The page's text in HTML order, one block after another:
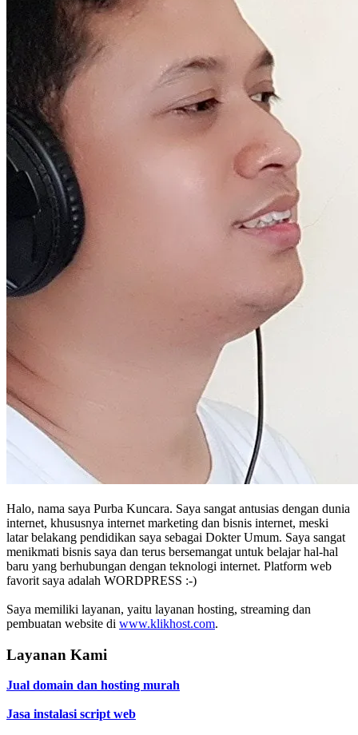
Halo, nama saya Purba Kuncara. Saya sangat antusias dengan dunia
internet, khususnya internet marketing dan bisnis internet, meski
latar belakang pendidikan saya sebagai Dokter Umum. Saya sangat
menikmati bisnis saya dan terus bersemangat untuk belajar hal-hal
baru yang berhubungan dengan teknologi internet. Platform web
favorit saya adalah WORDPRESS :-)
Saya memiliki layanan, yaitu layanan hosting, streaming dan
pembuatan website di www.klikhost.com.
Layanan Kami
Jual domain dan hosting murah
Jasa instalasi script web